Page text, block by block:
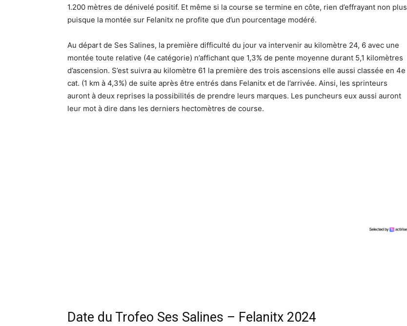
1.200 mètres de dénivelé positif. Et même si la course se termine en côte, rien d’effrayant non plus
puisque la montée sur Felanitx ne profite que d’un pourcentage modéré.
Au départ de Ses Salines, la première difficulté du jour va intervenir au kilomètre 24, 6 avec une
montée toute relative (4e catégorie) n’affichant que 1,3% de pente moyenne durant 5,1 kilomètres
d’ascension. S’est suivra au kilomètre 61 la première des trois ascensions elle aussi classée en 4e
cat. (1 km à 4,3%) de suite après être entrés dans Felanitx et de l’arrivée. Ainsi, les sprinteurs
auront à deux reprises la possibilités de prendre leurs marques. Les puncheurs eux aussi auront
leur mot à dire dans les derniers hectomètres de course.
Date du Trofeo Ses Salines – Felanitx 2024